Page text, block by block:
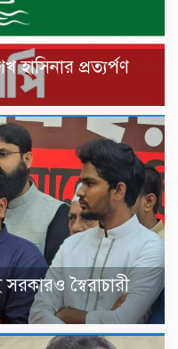
হাসিনার প্রত্যর্পণ
স্বৈরাচারী